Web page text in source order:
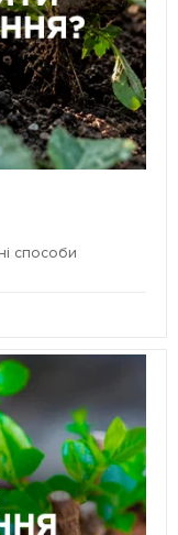
способи